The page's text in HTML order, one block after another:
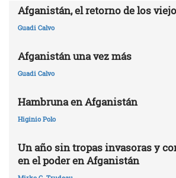
Afganistán, el retorno de los
Guadi Calvo
Afganistán una vez más
Guadi Calvo
Hambruna en Afganistán
Higinio Polo
Un año sin tropas invasoras y
en el poder en Afganistán